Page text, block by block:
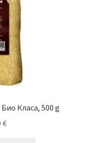
Класа, 500 g
€